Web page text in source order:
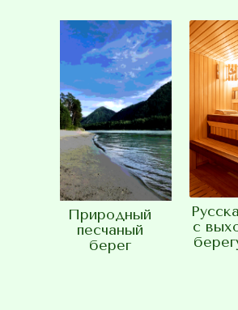
Природный
песчаный
берег
с